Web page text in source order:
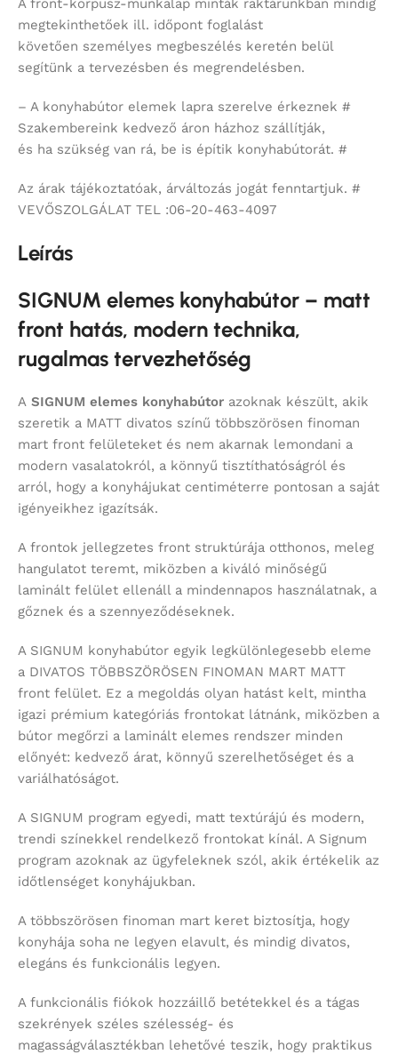
A front-korpusz-munkalap minták raktárunkban mindig
megtekinthetőek ill. időpont foglalást
követően személyes megbeszélés keretén belül
segítünk a tervezésben és megrendelésben.
– A konyhabútor elemek lapra szerelve érkeznek #
Szakembereink kedvező áron házhoz szállítják,
és ha szükség van rá, be is építik konyhabútorát. #
Az árak tájékoztatóak, árváltozás jogát fenntartjuk. #
VEVŐSZOLGÁLAT TEL :06-20-463-4097
Leírás
SIGNUM elemes konyhabútor – matt
front hatás, modern technika,
rugalmas tervezhetőség
A SIGNUM elemes konyhabútor azoknak készült, akik
szeretik a MATT divatos színű többszörösen finoman
mart front felületeket és nem akarnak lemondani a
modern vasalatokról, a könnyű tisztíthatóságról és
arról, hogy a konyhájukat centiméterre pontosan a saját
igényeikhez igazítsák.
A frontok jellegzetes front struktúrája otthonos, meleg
hangulatot teremt, miközben a kiváló minőségű
laminált felület ellenáll a mindennapos használatnak, a
gőznek és a szennyeződéseknek.
A SIGNUM konyhabútor egyik legkülönlegesebb eleme
a DIVATOS TÖBBSZÖRÖSEN FINOMAN MART MATT
front felület. Ez a megoldás olyan hatást kelt, mintha
igazi prémium kategóriás frontokat látnánk, miközben a
bútor megőrzi a laminált elemes rendszer minden
előnyét: kedvező árat, könnyű szerelhetőséget és a
variálhatóságot.
A SIGNUM program egyedi, matt textúrájú és modern,
trendi színekkel rendelkező frontokat kínál. A Signum
program azoknak az ügyfeleknek szól, akik értékelik az
időtlenséget konyhájukban.
A többszörösen finoman mart keret biztosítja, hogy
konyhája soha ne legyen elavult, és mindig divatos,
elegáns és funkcionális legyen.
A funkcionális fiókok hozzáillő betétekkel és a tágas
szekrények széles szélesség- és
magasságválasztékban lehetővé teszik, hogy praktikus